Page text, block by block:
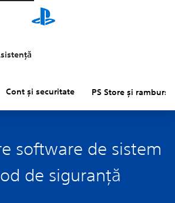
Cont și securitate PS Store și
software de sistem
de siguranță